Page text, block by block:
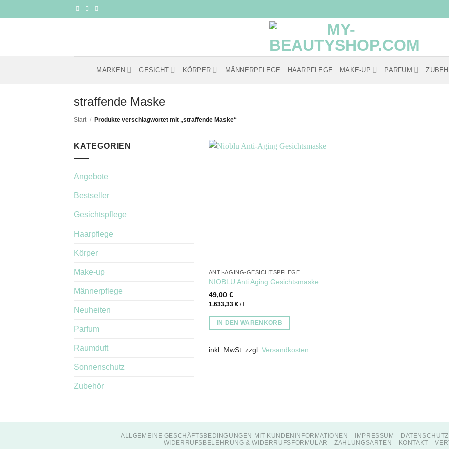
Inhalt
MARKEN GESICHT KÖRPER MÄNNERPFLEGE HAARPFLEGE MAKE-UP PARFUM
straffende Maske
Start / Produkte verschlagwortet mit „straffende Maske“
KATEGORIEN
Angebote
Bestseller
Gesichtspflege
Haarpflege
Körper
Make-up
Männerpflege
Neuheiten
Parfum
Raumduft
Sonnenschutz
Zubehör
ANTI-AGING-GESICHTSPFLEGE
NIOBLU Anti Aging Gesichtsmaske
49,00 €
1.633,33 €/
IN DEN WARENKORB
inkl. MwSt. zzgl. Versandkosten
ALLGEMEINE GESCHÄFTSBEDINGUNGEN MIT KUNDENINFORMATIONEN IMPRESSUM
WIDERRUFSBELEHRUNG & WIDERRUFSFORMULAR
ZAHLUNGSARTEN KONTAKT